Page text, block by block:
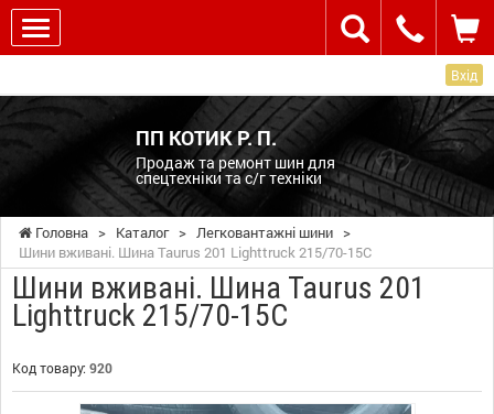
Вхід
ПП КОТИК Р. П.
Продаж та ремонт шин для
спецтехніки та с/г техніки
Головна > Каталог > Легковантажні шини >
Шини вживані. Шина Taurus 201 Lighttruck 215/70-15C
Шини вживані. Шина Taurus 201
Lighttruck 215/70-15C
Код товару: 920